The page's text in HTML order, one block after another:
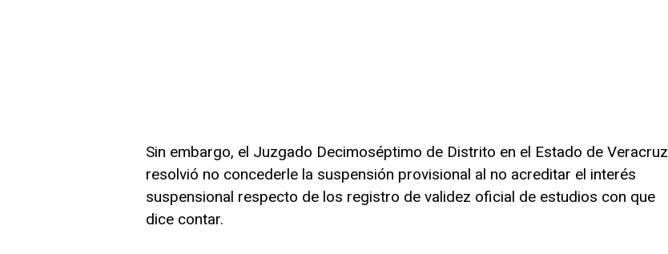
Sin embargo, el Juzgado Decimoséptimo de Distrito en el Estado de Veracruz
resolvió no concederle la suspensión provisional al no acreditar el interés
suspensional respecto de los registro de validez oficial de estudios con que
dice contar.